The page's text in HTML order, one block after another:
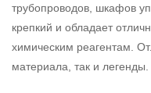
трубопроводов, шкафов
крепкий и обладает
химическим реагентам.
материала, так и легенды.